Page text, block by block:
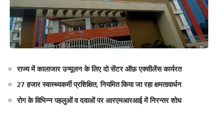
राज्य में कालाजार उन्मूलन के लिए दो सेंटर ऑफ़ एक्सीलेंस कार्यरत
27 हजार स्वास्थ्यकर्मी प्रशिक्षित, नियमित किया जा रहा क्षमतावार्धन
रोग के विभिन्न पहलुओं व दवाओं पर आरएमआरआई में निरन्तर शोध